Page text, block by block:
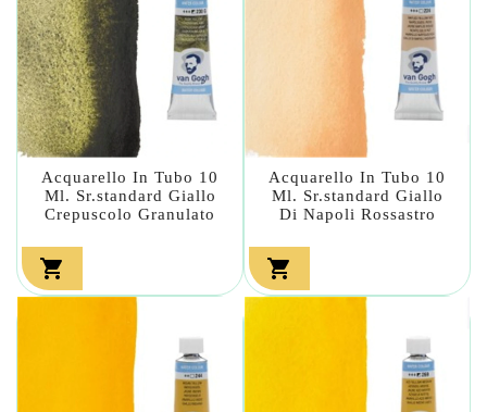
Acquarello In Tubo 10
Ml. Sr.standard Giallo
Crepuscolo Granulato

Acquarello In Tubo 10
Ml. Sr.standard Giallo
Di Napoli Rossastro
